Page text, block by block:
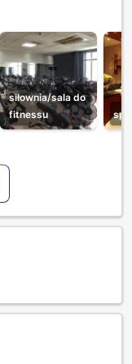
siłownia/sala do
fitnessu
spa